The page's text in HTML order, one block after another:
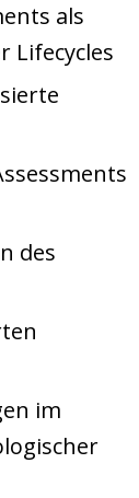
als
Lifecycles
des
im